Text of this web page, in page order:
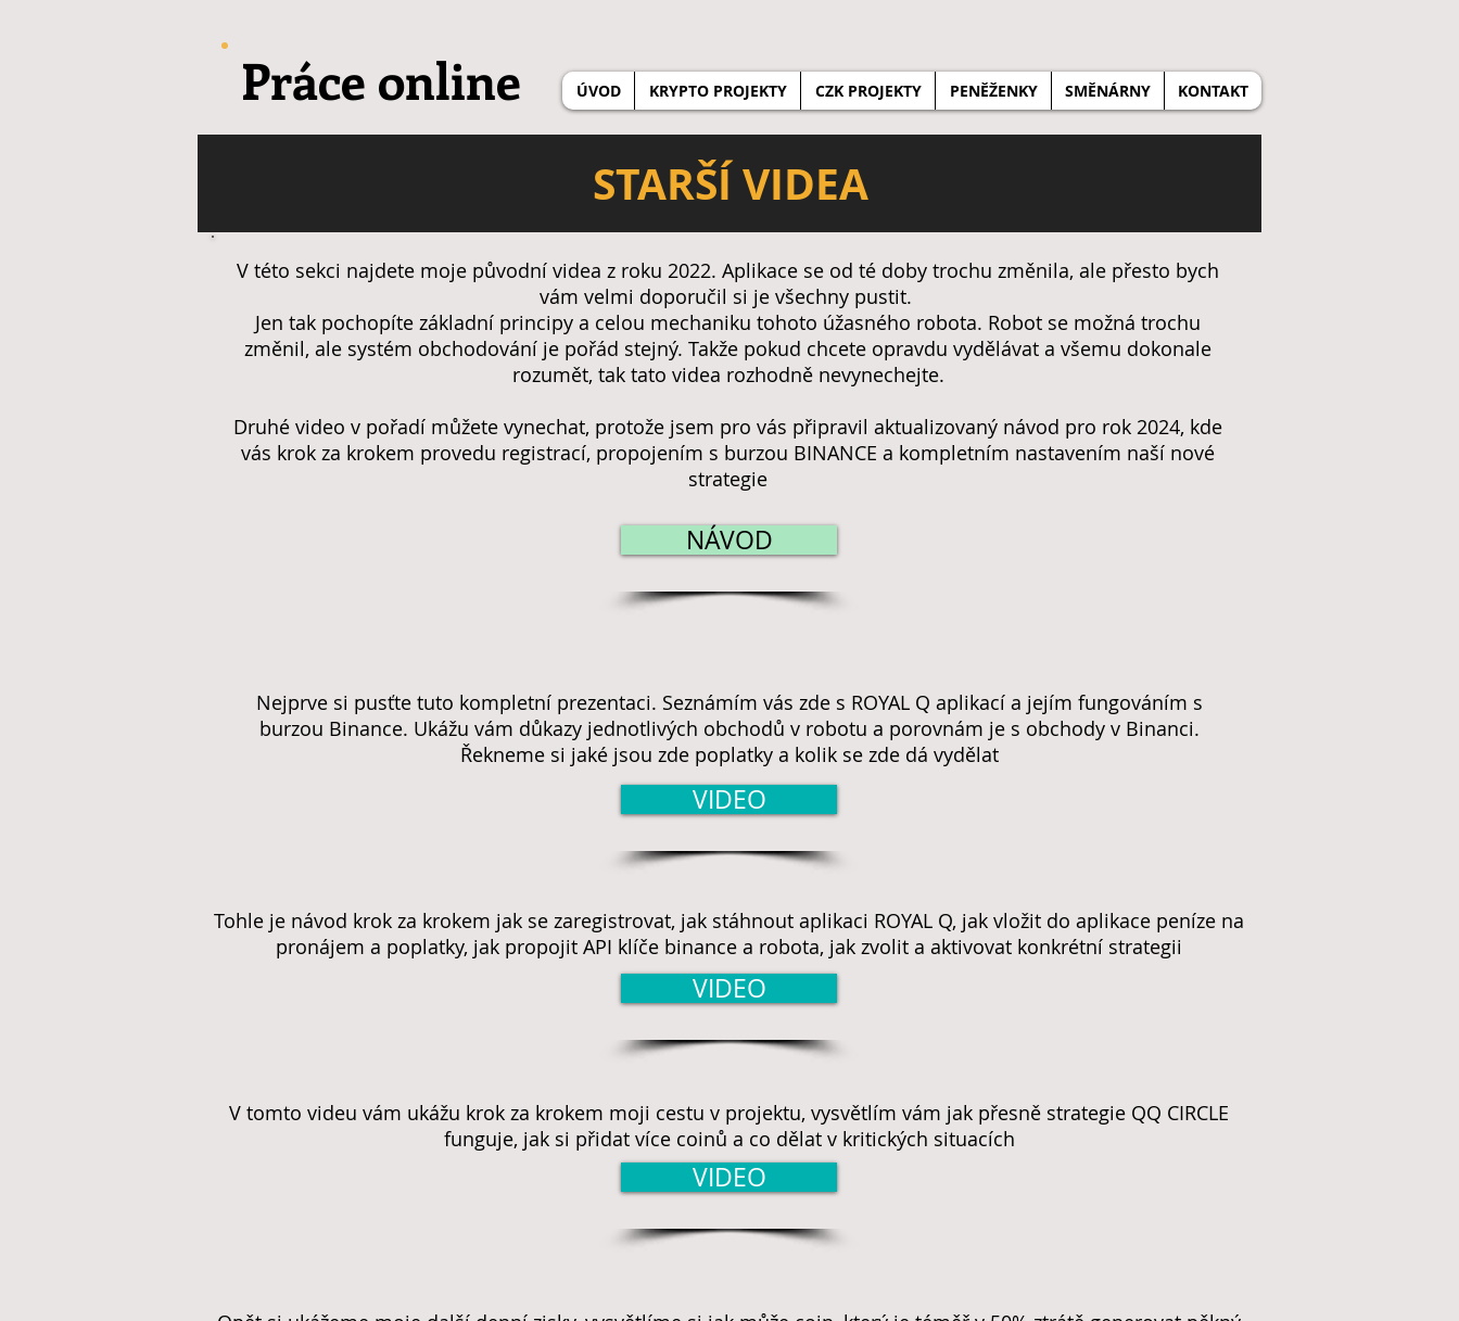
Práce online ÚVOD KRYPTO PROJEKTY CZK PROJEKTY PENĚŽENKY SMĚNÁRNY KONTAKT
STARŠÍ VIDEA
V této sekci najdete moje původní videa z roku 2022. Aplikace se od té doby trochu změnila, ale přesto bych
vám velmi doporučil si je všechny pustit.
Jen tak pochopíte základní principy a celou mechaniku tohoto úžasného robota. Robot se možná trochu
změnil, ale systém obchodování je pořád stejný. Takže pokud chcete opravdu vydělávat a všemu dokonale
rozumět, tak tato videa rozhodně nevynechejte.
Druhé video v pořadí můžete vynechat, protože jsem pro vás připravil aktualizovaný návod pro rok 2024, kde
vás krok za krokem provedu registrací, propojením s burzou BINANCE a kompletním nastavením naší nové
strategie
NÁVOD
Nejprve si pusťte tuto kompletní prezentaci. Seznámím vás zde s ROYAL Q aplikací a jejím fungováním s
burzou Binance. Ukážu vám důkazy jednotlivých obchodů v robotu a porovnám je s obchody v Binanci.
Řekneme si jaké jsou zde poplatky a kolik se zde dá vydělat
VIDEO
Tohle je návod krok za krokem jak se zaregistrovat, jak stáhnout aplikaci ROYAL Q, jak vložit do aplikace peníze na
pronájem a poplatky, jak propojit API klíče binance a robota, jak zvolit a aktivovat konkrétní strategii
VIDEO
V tomto videu vám ukážu krok za krokem moji cestu v projektu, vysvětlím vám jak přesně strategie QQ CIRCLE
funguje, jak si přidat více coinů a co dělat v kritických situacích
VIDEO